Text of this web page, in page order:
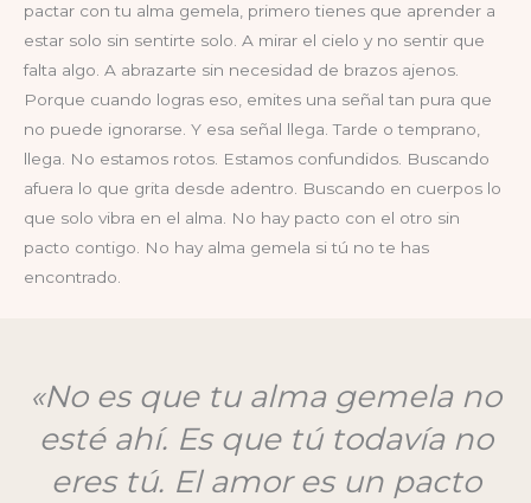
pactar con tu alma gemela, primero tienes que aprender a
estar solo sin sentirte solo. A mirar el cielo y no sentir que
falta algo. A abrazarte sin necesidad de brazos ajenos.
Porque cuando logras eso, emites una señal tan pura que
no puede ignorarse. Y esa señal llega. Tarde o temprano,
llega. No estamos rotos. Estamos confundidos. Buscando
afuera lo que grita desde adentro. Buscando en cuerpos lo
que solo vibra en el alma. No hay pacto con el otro sin
pacto contigo. No hay alma gemela si tú no te has
encontrado.
«No es que tu alma gemela no
esté ahí. Es que tú todavía no
eres tú. El amor es un pacto